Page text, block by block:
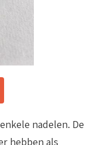
nadelen. De
hebben als